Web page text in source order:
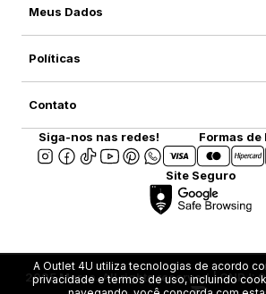
Meus Dados
Políticas
Contato
Siga-nos nas redes! Formas de
Site Seguro
2025 Marca. All rights reserved | CNPJ:
A Outlet 4U utiliza tecnologias de acordo
privacidade e termos de uso, incluindo